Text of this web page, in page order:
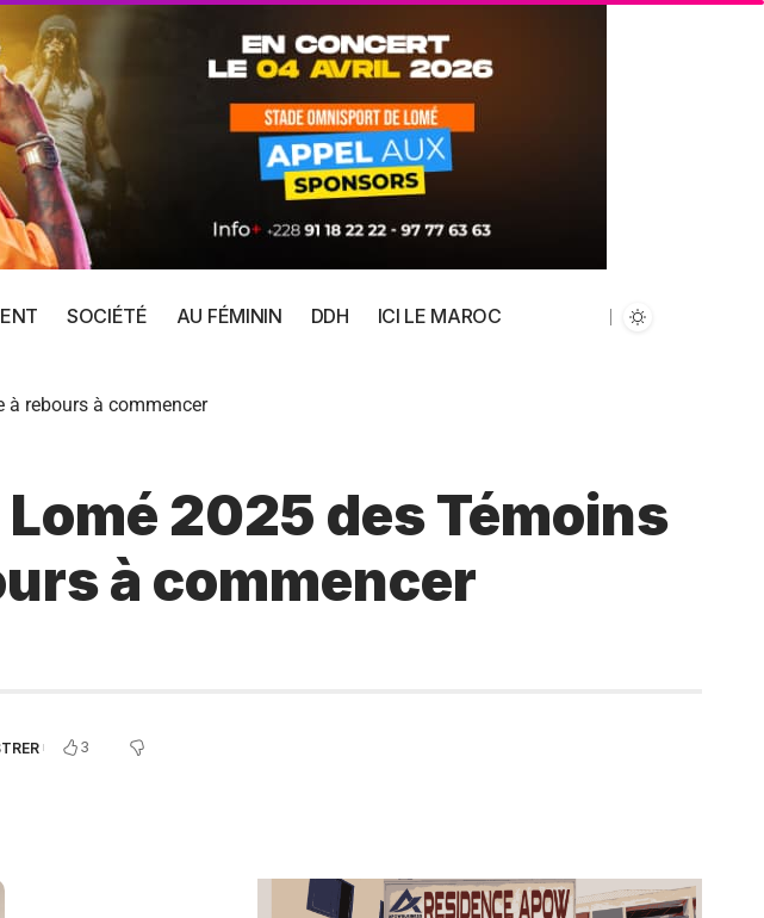
SOCIÉTÉ AU FÉMININ DDH ICI LE MAROC
à rebours à commencer
2025 des Témoins
à commencer
3